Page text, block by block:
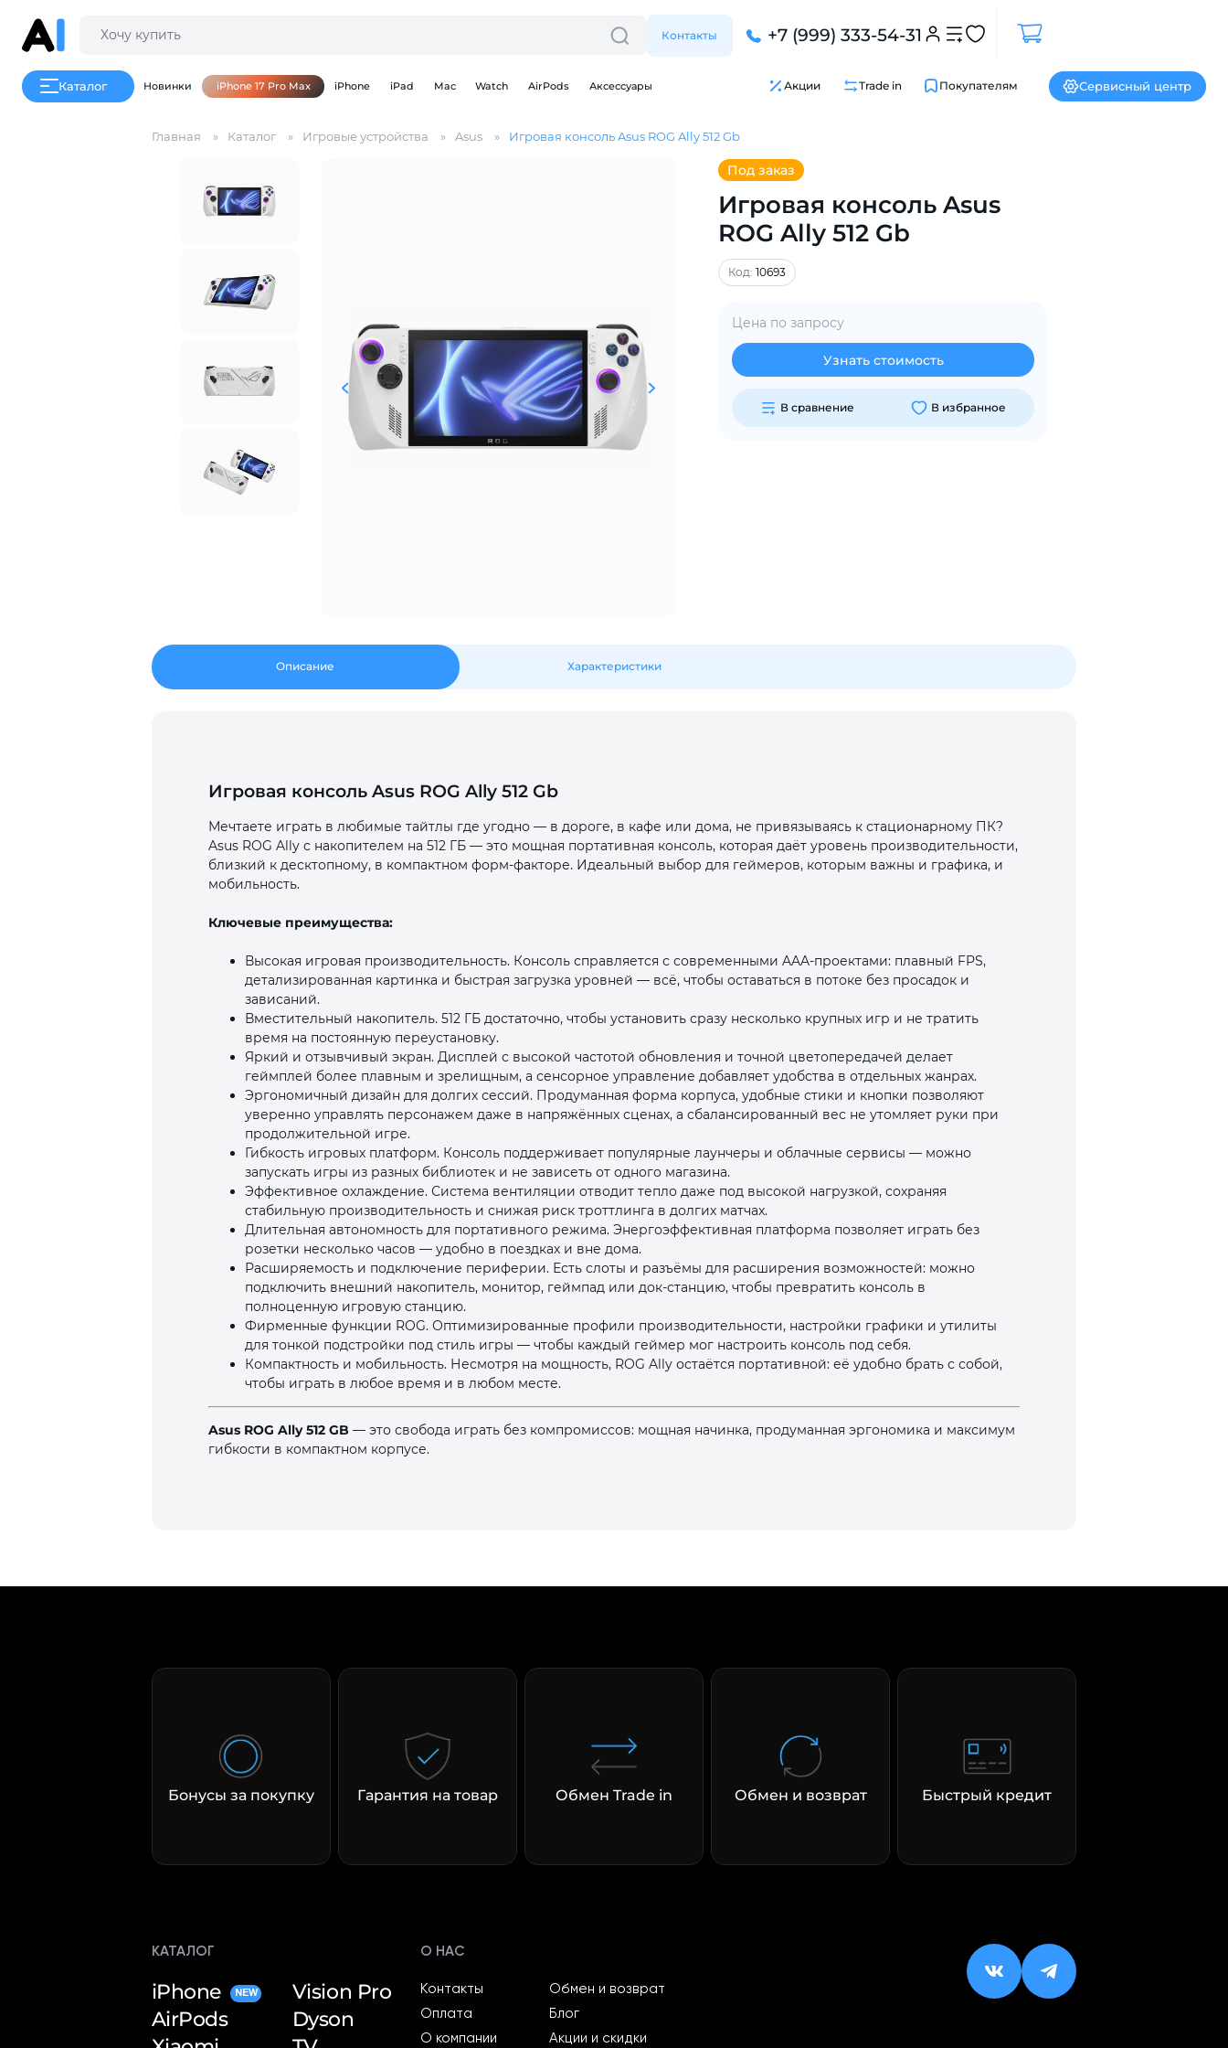
Контакты +7 (999) 333-54-31
Каталог Новинки iPhone 17 Pro Max iPhone iPad Mac Watch AirPods Аксессуары Акции Trade in Покупателям Сервисный центр
Главная Каталог Игровые устройства Asus Игровая консоль Asus ROG Ally 512 Gb
Под заказ
Игровая консоль Asus
ROG Ally 512 Gb
Код: 10693
Цена по запросу
Узнать стоимость
В сравнение В избранное
Описание Характеристики
Игровая консоль Asus ROG Ally 512 Gb
Мечтаете играть в любимые тайтлы где угодно — в дороге, в кафе или дома, не привязываясь к стационарному ПК?
Asus ROG Ally с накопителем на 512 ГБ — это мощная портативная консоль, которая даёт уровень производительности,
близкий к десктопному, в компактном форм‑факторе. Идеальный выбор для геймеров, которым важны и графика, и
мобильность.
Ключевые преимущества:
Высокая игровая производительность. Консоль справляется с современными AAA‑проектами: плавный FPS,
детализированная картинка и быстрая загрузка уровней — всё, чтобы оставаться в потоке без просадок и
зависаний.
Вместительный накопитель. 512 ГБ достаточно, чтобы установить сразу несколько крупных игр и не тратить
время на постоянную переустановку.
Яркий и отзывчивый экран. Дисплей с высокой частотой обновления и точной цветопередачей делает
геймплей более плавным и зрелищным, а сенсорное управление добавляет удобства в отдельных жанрах.
Эргономичный дизайн для долгих сессий. Продуманная форма корпуса, удобные стики и кнопки позволяют
уверенно управлять персонажем даже в напряжённых сценах, а сбалансированный вес не утомляет руки при
продолжительной игре.
Гибкость игровых платформ. Консоль поддерживает популярные лаунчеры и облачные сервисы — можно
запускать игры из разных библиотек и не зависеть от одного магазина.
Эффективное охлаждение. Система вентиляции отводит тепло даже под высокой нагрузкой, сохраняя
стабильную производительность и снижая риск троттлинга в долгих матчах.
Длительная автономность для портативного режима. Энергоэффективная платформа позволяет играть без
розетки несколько часов — удобно в поездках и вне дома.
Расширяемость и подключение периферии. Есть слоты и разъёмы для расширения возможностей: можно
подключить внешний накопитель, монитор, геймпад или док‑станцию, чтобы превратить консоль в
полноценную игровую станцию.
Фирменные функции ROG. Оптимизированные профили производительности, настройки графики и утилиты
для тонкой подстройки под стиль игры — чтобы каждый геймер мог настроить консоль под себя.
Компактность и мобильность. Несмотря на мощность, ROG Ally остаётся портативной: её удобно брать с собой,
чтобы играть в любое время и в любом месте.
Asus ROG Ally 512 GB — это свобода играть без компромиссов: мощная начинка, продуманная эргономика и максимум
гибкости в компактном корпусе.
Бонусы за покупку Гарантия на товар Обмен Trade in Обмен и возврат Быстрый кредит
КАТАЛОГ
iPhone NEW
AirPods
Vision Pro
Dyson
О НАС
Контакты
Оплата
О компании
Обмен и возврат
Блог
Акции и скидки
на частибез переплат
График платежей
Оплачивайте сегодня только
Оставшиеся 75 % будут списываться
с вашей картыпо 25%каждые 2 недели
Подробнее об оплате Плайтом
25
раз в 2
недели
раз в 2 недели
Остались вопросы?
8 800 302-02-51
plait.ru